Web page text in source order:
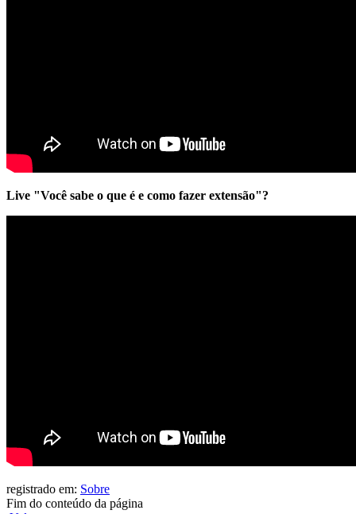
Live "Você sabe o que é e como fazer extensão"?
registrado em: Sobre
Fim do conteúdo da página